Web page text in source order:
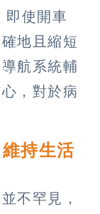
即使開車
地且縮短
航系統輔
，對於病
持生活
不罕見，